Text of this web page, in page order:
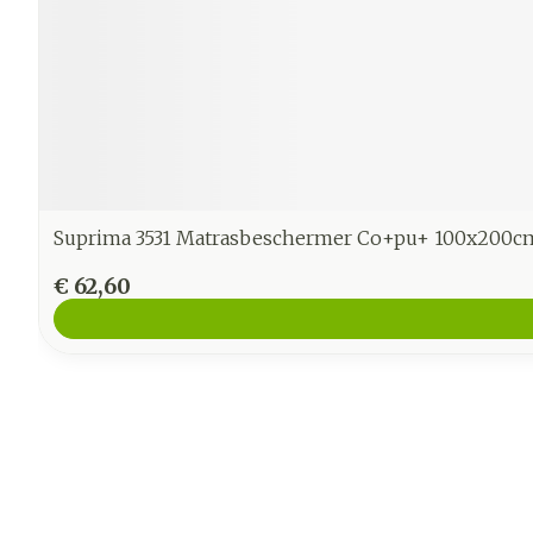
Suprima 3531 Matrasbeschermer Co+pu+
€ 62,60